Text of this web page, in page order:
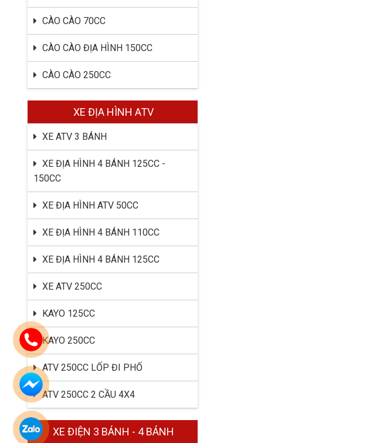
CÀO CÀO 70CC
CÀO CÀO ĐỊA HÌNH 150CC
CÀO CÀO 250CC
XE ĐỊA HÌNH ATV
XE ATV 3 BÁNH
XE ĐỊA HÌNH 4 BÁNH 125CC -
150CC
XE ĐỊA HÌNH ATV 50CC
XE ĐỊA HÌNH 4 BÁNH 110CC
XE ĐỊA HÌNH 4 BÁNH 125CC
XE ATV 250CC
KAYO 125CC
KAYO 250CC
ATV 250CC LỐP ĐI PHỐ
ATV 250CC 2 CẦU 4X4
XE ĐIỆN 3 BÁNH - 4 BÁNH